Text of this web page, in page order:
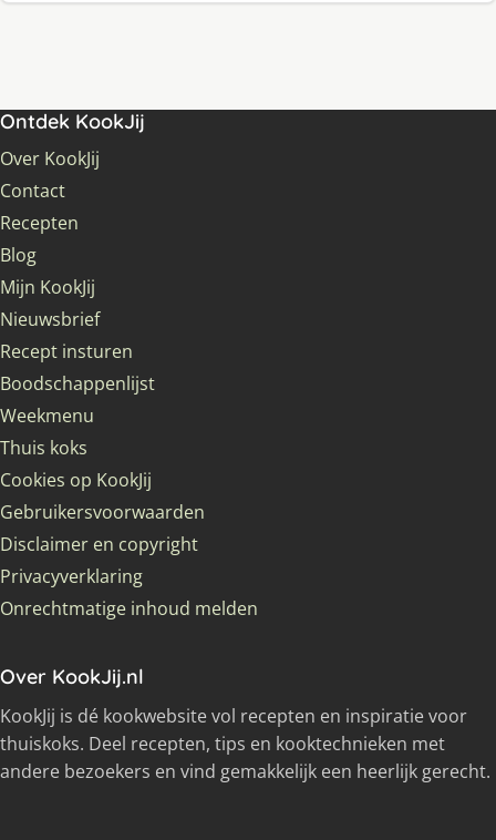
Ontdek KookJij
Over KookJij
Contact
Recepten
Blog
Mijn KookJij
Nieuwsbrief
Recept insturen
Boodschappenlijst
Weekmenu
Thuis koks
Cookies op KookJij
Gebruikersvoorwaarden
Disclaimer en copyright
Privacyverklaring
Onrechtmatige inhoud melden
Over KookJij.nl
KookJij is dé kookwebsite vol recepten en inspiratie voor
thuiskoks. Deel recepten, tips en kooktechnieken met
andere bezoekers en vind gemakkelijk een heerlijk gerecht.